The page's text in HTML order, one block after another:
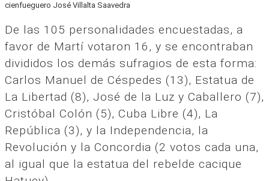
cienfueguero José Villalta Saavedra
De las 105 personalidades encuestadas, a
favor de Martí votaron 16, y se encontraban
divididos los demás sufragios de esta forma:
Carlos Manuel de Céspedes (13), Estatua de
La Libertad (8), José de la Luz y Caballero (7),
Cristóbal Colón (5), Cuba Libre (4), La
República (3), y la Independencia, la
Revolución y la Concordia (2 votos cada una,
al igual que la estatua del rebelde cacique